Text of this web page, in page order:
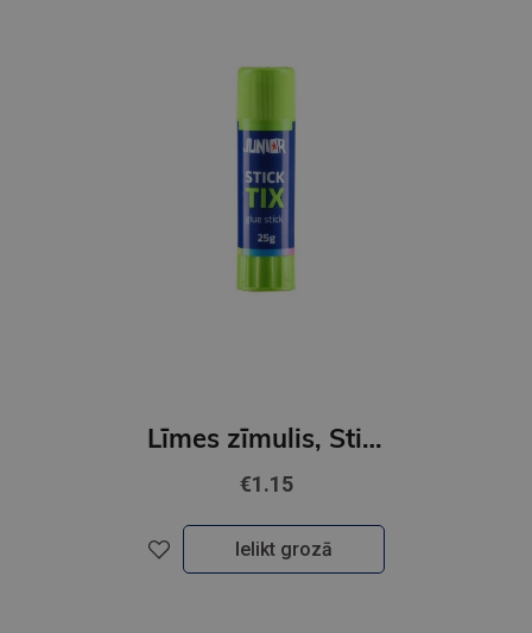
Līmes zīmulis, Stick Tix, 25 gr
€1.15
Ielikt grozā